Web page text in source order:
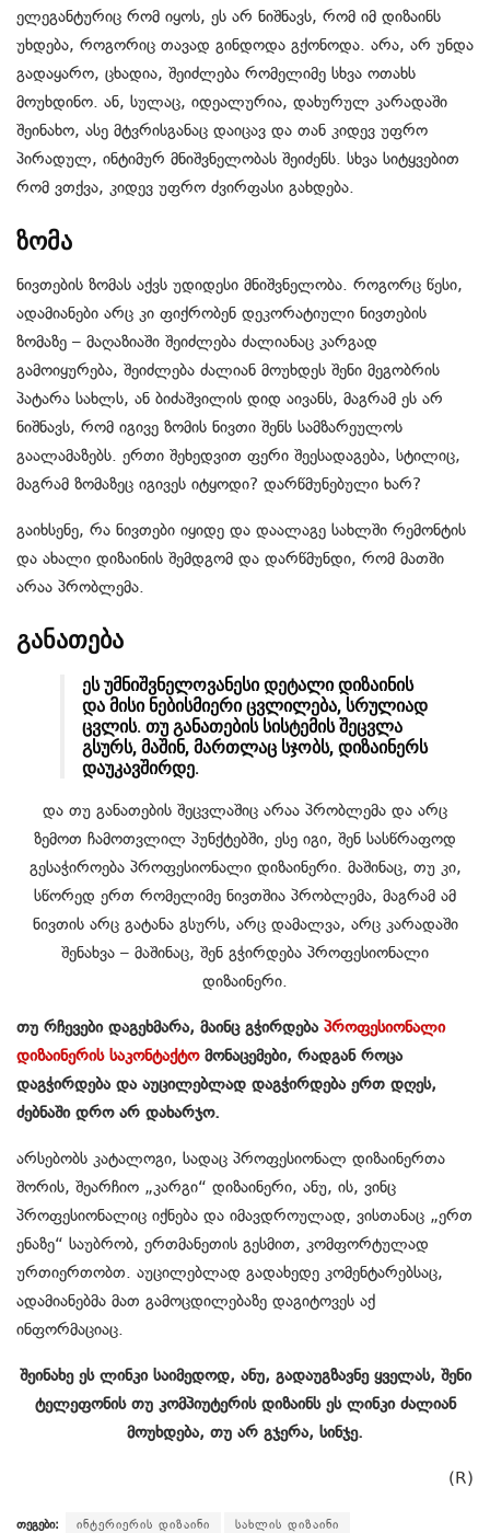
ელეგანტურიც რომ იყოს, ეს არ ნიშნავს, რომ იმ დიზაინს
უხდება, როგორიც თავად გინდოდა გქონოდა. არა, არ უნდა
გადაყარო, ცხადია, შეიძლება რომელიმე სხვა ოთახს
მოუხდინო. ან, სულაც, იდეალურია, დახურულ კარადაში
შეინახო, ასე მტვრისგანაც დაიცავ და თან კიდევ უფრო
პირადულ, ინტიმურ მნიშვნელობას შეიძენს. სხვა სიტყვებით
რომ ვთქვა, კიდევ უფრო ძვირფასი გახდება.
ზომა
ნივთების ზომას აქვს უდიდესი მნიშვნელობა. როგორც წესი,
ადამიანები არც კი ფიქრობენ დეკორატიული ნივთების
ზომაზე – მაღაზიაში შეიძლება ძალიანაც კარგად
გამოიყურება, შეიძლება ძალიან მოუხდეს შენი მეგობრის
პატარა სახლს, ან ბიძაშვილის დიდ აივანს, მაგრამ ეს არ
ნიშნავს, რომ იგივე ზომის ნივთი შენს სამზარეულოს
გაალამაზებს. ერთი შეხედვით ფერი შეესადაგება, სტილიც,
მაგრამ ზომაზეც იგივეს იტყოდი? დარწმუნებული ხარ?
გაიხსენე, რა ნივთები იყიდე და დაალაგე სახლში რემონტის
და ახალი დიზაინის შემდგომ და დარწმუნდი, რომ მათში
არაა პრობლემა.
განათება
ეს უმნიშვნელოვანესი დეტალი დიზაინის
და მისი ნებისმიერი ცვლილება, სრულიად
ცვლის. თუ განათების სისტემის შეცვლა
გსურს, მაშინ, მართლაც სჯობს, დიზაინერს
დაუკავშირდე.
და თუ განათების შეცვლაშიც არაა პრობლემა და არც
ზემოთ ჩამოთვლილ პუნქტებში, ესე იგი, შენ სასწრაფოდ
გესაჭიროება პროფესიონალი დიზაინერი. მაშინაც, თუ კი,
სწორედ ერთ რომელიმე ნივთშია პრობლემა, მაგრამ ამ
ნივთის არც გატანა გსურს, არც დამალვა, არც კარადაში
შენახვა – მაშინაც, შენ გჭირდება პროფესიონალი
დიზაინერი.
თუ რჩევები დაგეხმარა, მაინც გჭირდება პროფესიონალი
დიზაინერის საკონტაქტო მონაცემები, რადგან როცა
დაგჭირდება და აუცილებლად დაგჭირდება ერთ დღეს,
ძებნაში დრო არ დახარჯო.
არსებობს კატალოგი, სადაც პროფესიონალ დიზაინერთა
შორის, შეარჩიო „კარგი“ დიზაინერი, ანუ, ის, ვინც
პროფესიონალიც იქნება და იმავდროულად, ვისთანაც „ერთ
ენაზე“ საუბრობ, ერთმანეთის გესმით, კომფორტულად
ურთიერთობთ. აუცილებლად გადახედე კომენტარებსაც,
ადამიანებმა მათ გამოცდილებაზე დაგიტოვეს აქ
ინფორმაციაც.
შეინახე ეს ლინკი საიმედოდ, ანუ, გადაუგზავნე ყველას, შენი
ტელეფონის თუ კომპიუტერის დიზაინს ეს ლინკი ძალიან
მოუხდება, თუ არ გჯერა, სინჯე.
(R)
თეგები: ინტერიერის დიზაინი სახლის დიზაინი